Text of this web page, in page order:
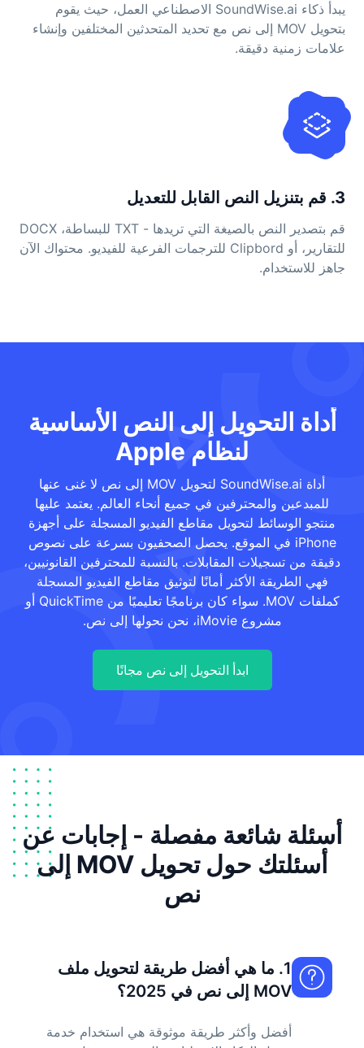
يبدأ ذكاء SoundWise.ai الاصطناعي العمل، حيث يقوم
بتحويل MOV إلى نص مع تحديد المتحدثين المختلفين وإنشاء
علامات زمنية دقيقة.
3. قم بتنزيل النص القابل للتعديل
قم بتصدير النص بالصيغة التي تريدها - TXT للبساطة، DOCX
للتقارير، أو Clipbord للترجمات الفرعية للفيديو. محتواك الآن
جاهز للاستخدام.
أداة التحويل إلى النص الأساسية
لنظام Apple
أداة SoundWise.ai لتحويل MOV إلى نص لا غنى عنها
للمبدعين والمحترفين في جميع أنحاء العالم. يعتمد عليها
منتجو الوسائط لتحويل مقاطع الفيديو المسجلة على أجهزة
iPhone في الموقع. يحصل الصحفيون بسرعة على نصوص
دقيقة من تسجيلات المقابلات. بالنسبة للمحترفين القانونيين،
فهي الطريقة الأكثر أمانًا لتوثيق مقاطع الفيديو المسجلة
كملفات MOV. سواء كان برنامجًا تعليميًا من QuickTime أو
مشروع iMovie، نحن نحولها إلى نص.
ابدأ التحويل إلى نص مجانًا
أسئلة شائعة مفصلة - إجابات عن
أسئلتك حول تحويل MOV إلى
نص
1. ما هي أفضل طريقة لتحويل ملف
MOV إلى نص في 2025؟
أفضل وأكثر طريقة موثوقة هي استخدام خدمة